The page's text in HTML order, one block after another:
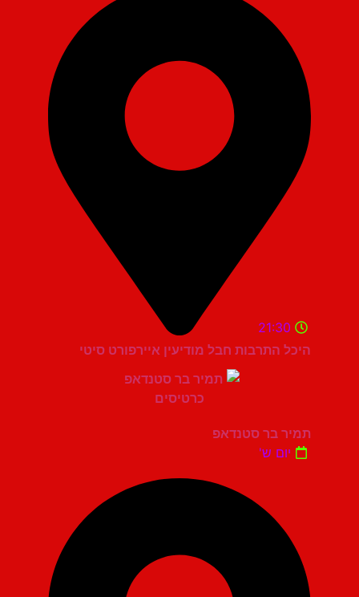
היכל התרבות חבל מודיעין איירפורט סיטי
21:30
תמיר בר סטנדאפ
יום ש'